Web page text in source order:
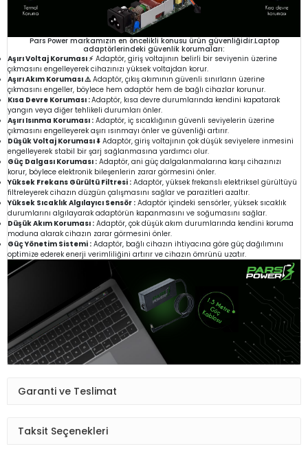
Pars Power markamızın en öncelikli konusu ürün güvenliğidir.Laptop
adaptörlerindeki güvenlik korumaları:
Aşırı Voltaj Koruması ⚡ Adaptör, giriş voltajının belirli bir seviyenin üzerine
çıkmasını engelleyerek cihazınızı yüksek voltajdan korur.
Aşırı Akım Koruması ⚠️Adaptör, çıkış akımının güvenli sınırların üzerine
çıkmasını engeller, böylece hem adaptör hem de bağlı cihazlar korunur.
Kısa Devre Koruması :Adaptör, kısa devre durumlarında kendini kapatarak
yangın veya diğer tehlikeli durumları önler.
Aşırı Isınma Koruması : Adaptör, iç sıcaklığının güvenli seviyelerin üzerine
çıkmasını engelleyerek aşırı ısınmayı önler ve güvenliği artırır.
Düşük Voltaj Koruması ⬇️ Adaptör, giriş voltajının çok düşük seviyelere inmesini
engelleyerek stabil bir şarj sağlanmasına yardımcı olur.
Güç Dalgası Koruması : Adaptör, ani güç dalgalanmalarına karşı cihazınızı
korur, böylece elektronik bileşenlerin zarar görmesini önler.
Yüksek Frekans Gürültü Filtresi : Adaptör, yüksek frekanslı elektriksel gürültüyü
filtreleyerek cihazın düzgün çalışmasını sağlar ve parazitleri azaltır.
Yüksek Sıcaklık Algılayıcı Sensör : Adaptör içindeki sensörler, yüksek sıcaklık
durumlarını algılayarak adaptörün kapanmasını ve soğumasını sağlar.
Düşük Akım Koruması : Adaptör, çok düşük akım durumlarında kendini koruma
moduna alarak cihazın zarar görmesini önler.
Güç Yönetim Sistemi : Adaptör, bağlı cihazın ihtiyacına göre güç dağılımını
optimize ederek enerji verimliliğini artırır ve cihazın ömrünü uzatır.
Garanti ve Teslimat
Taksit Seçenekleri